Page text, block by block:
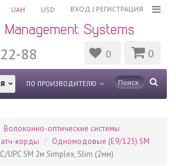
ВХОД | РЕГИСТРАЦИЯ
UAH USD
88 0 0
ПО ПРОИЗВОДИТЕЛЮ
Волоконно-оптические системы
корды
Одномодовые (Е9/125) SM
UPC SM 2м Simplex, Slim (2мм)